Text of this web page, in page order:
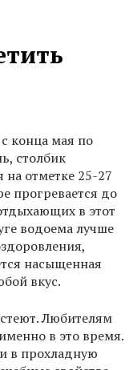
конца мая по
столбик
отметке 25-27
прогревается до
в этот
водоема лучше
насыщенная
вкус.
Любителям
в это время.
в прохладную